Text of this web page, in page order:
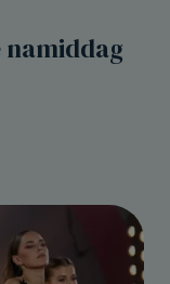
namiddag